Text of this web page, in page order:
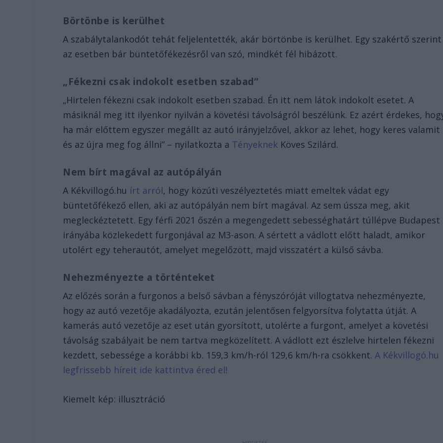
Börtönbe is kerülhet
A szabálytalankodót tehát feljelentették, akár börtönbe is kerülhet. Egy szakértő szerint
az esetben bár büntetőfékezésről van szó, mindkét fél hibázott.
„Fékezni csak indokolt esetben szabad”
„Hirtelen fékezni csak indokolt esetben szabad. Én itt nem látok indokolt esetet. A
másiknál meg itt ilyenkor nyilván a követési távolságról beszélünk. Ez azért érdekes,
ha már előttem egyszer megállt az autó irányjelzővel, akkor az lehet, hogy keres valamit
és az újra meg fog állni” – nyilatkozta a Tényeknek Köves Szilárd.
Nem bírt magával az autópályán
A Kékvillogó.hu írt arról, hogy közúti veszélyeztetés miatt emeltek vádat egy
büntetőfékező ellen, aki az autópályán nem bírt magával. Az sem ússza meg, akit
megleckéztetett. Egy férfi 2021 őszén a megengedett sebességhatárt túllépve Budapest
irányába közlekedett furgonjával az M3-ason. A sértett a vádlott előtt haladt, amikor
utolért egy teherautót, amelyet megelőzött, majd visszatért a külső sávba.
Nehezményezte a történteket
Az előzés során a furgonos a belső sávban a fényszóróját villogtatva nehezményezte,
hogy az autó vezetője akadályozta, ezután jelentősen felgyorsítva folytatta útját. A
kamerás autó vezetője az eset után gyorsított, utolérte a furgont, amelyet a követési
távolság szabályait be nem tartva megközelített. A vádlott ezt észlelve hirtelen fékezni
kezdett, sebessége a korábbi kb. 159,3 km/h-ról 129,6 km/h-ra csökkent. A Kékvillogó.hu
legfrissebb híreit ide kattintva éred el!
Kiemelt kép: illusztráció